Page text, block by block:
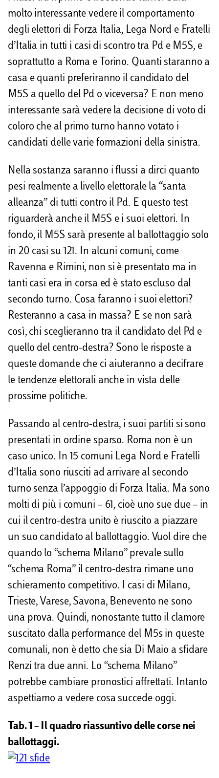
molto interessante vedere il comportamento
degli elettori di Forza Italia, Lega Nord e Fratelli
d’Italia in tutti i casi di scontro tra Pd e M5S, e
soprattutto a Roma e Torino. Quanti staranno a
casa e quanti preferiranno il candidato del
M5S a quello del Pd o viceversa? E non meno
interessante sarà vedere la decisione di voto di
coloro che al primo turno hanno votato i
candidati delle varie formazioni della sinistra.
Nella sostanza saranno i flussi a dirci quanto
pesi realmente a livello elettorale la “santa
alleanza” di tutti contro il Pd. E questo test
riguarderà anche il M5S e i suoi elettori. In
fondo, il M5S sarà presente al ballottaggio solo
in 20 casi su 121. In alcuni comuni, come
Ravenna e Rimini, non si è presentato ma in
tanti casi era in corsa ed è stato escluso dal
secondo turno. Cosa faranno i suoi elettori?
Resteranno a casa in massa? E se non sarà
così, chi sceglieranno tra il candidato del Pd e
quello del centro-destra? Sono le risposte a
queste domande che ci aiuteranno a decifrare
le tendenze elettorali anche in vista delle
prossime politiche.
Passando al centro-destra, i suoi partiti si sono
presentati in ordine sparso. Roma non è un
caso unico. In 15 comuni Lega Nord e Fratelli
d’Italia sono riusciti ad arrivare al secondo
turno senza l’appoggio di Forza Italia. Ma sono
molti di più i comuni – 61, cioè uno sue due – in
cui il centro-destra unito è riuscito a piazzare
un suo candidato al ballottaggio. Vuol dire che
quando lo “schema Milano” prevale sullo
“schema Roma” il centro-destra rimane uno
schieramento competitivo. I casi di Milano,
Trieste, Varese, Savona, Benevento ne sono
una prova. Quindi, nonostante tutto il clamore
suscitato dalla performance del M5s in queste
comunali, non è detto che sia Di Maio a sfidare
Renzi tra due anni. Lo “schema Milano”
potrebbe cambiare pronostici affrettati. Intanto
aspettiamo a vedere cosa succede oggi.
Tab. 1 – Il quadro riassuntivo delle corse nei
ballottaggi.